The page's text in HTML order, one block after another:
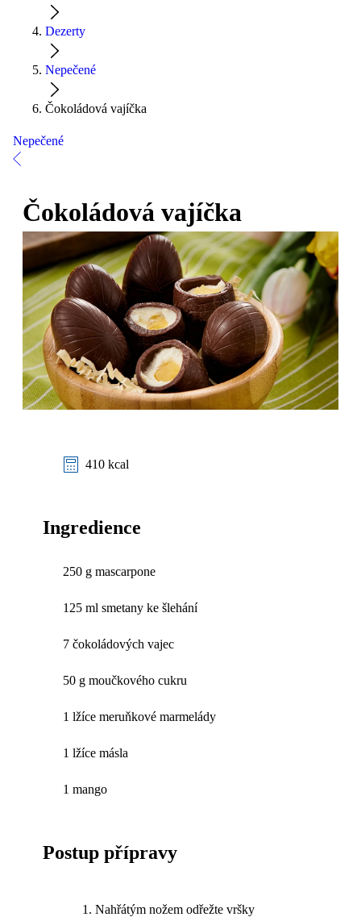
Dezerty
Nepečené
Čokoládová vajíčka
Nepečené
Čokoládová vajíčka
410 kcal
Ingredience
250 g mascarpone
125 ml smetany ke šlehání
7 čokoládových vajec
50 g moučkového cukru
1 lžíce meruňkové marmelády
1 lžíce másla
1 mango
Postup přípravy
Nahřátým nožem odřežte vršky